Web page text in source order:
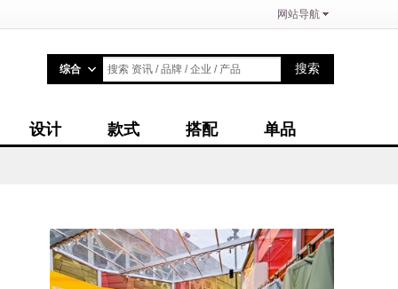
网站导航
综合 搜索 资讯 / 品牌 / 企业 / 产品 搜索
设计 款式 搭配 单品